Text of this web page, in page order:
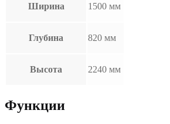
Ширина 1500 мм
Глубина 820 мм
Высота 2240 мм
Функции